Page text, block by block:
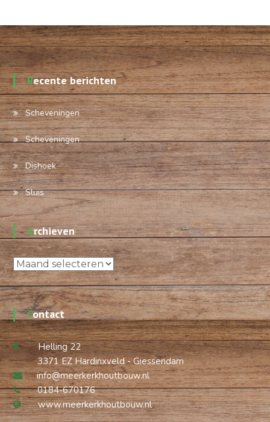
Recente berichten
Scheveningen
Scheveningen
Dishoek
Sluis
Archieven
Archieven
Contact
Helling 22
3371 EZ Hardinxveld - Giessendam
info@meerkerkhoutbouw.nl
0184-670176
www.meerkerkhoutbouw.nl